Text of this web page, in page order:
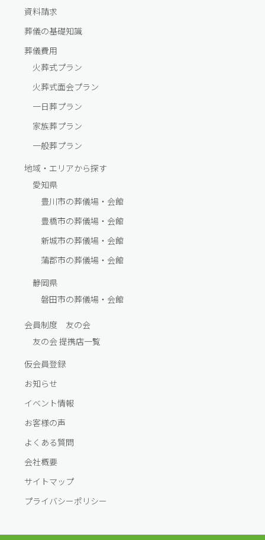
資料請求
葬儀の基礎知識
葬儀費⽤
火葬式プラン
火葬式面会プラン
一⽇葬プラン
家族葬プラン
一般葬プラン
地域・エリアから探す
愛知県
豊川市の葬儀場・会館
豊橋市の葬儀場・会館
新城市の葬儀場・会館
蒲郡市の葬儀場・会館
静岡県
磐田市の葬儀場・会館
会員制度 友の会
友の会 提携店一覧
仮会員登録
お知らせ
イベント情報
お客様の声
よくある質問
会社概要
サイトマップ
プライバシーポリシー